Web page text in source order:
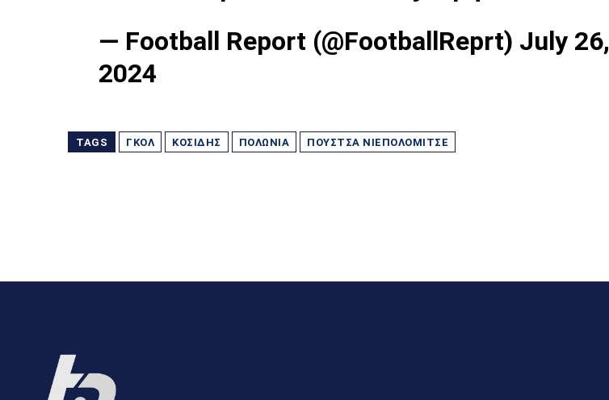
— Football Report (@FootballReprt) July 26,
2024
TAGS ΓΚΟΛ ΚΟΣΊΔΗΣ ΠΟΛΩΝΊΑ ΠΟΎΣΤΣΑ ΝΙΕΠΟΛΌΜΙΤΣΕ